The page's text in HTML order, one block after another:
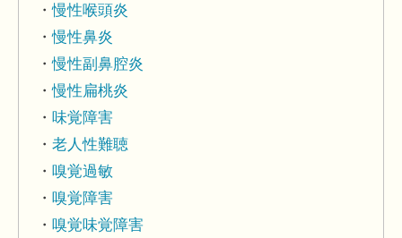
慢性喉頭炎
慢性鼻炎
慢性副鼻腔炎
慢性扁桃炎
味覚障害
老人性難聴
嗅覚過敏
嗅覚障害
嗅覚味覚障害